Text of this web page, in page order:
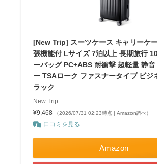
[New Trip] スーツケース キャリーケ
張機能付 Lサイズ 7泊以上 長期旅行
ーバッグ PC+ABS 耐衝撃 超軽量 静音
ー TSAローク ファスナータイプ ビジ
ラック
New Trip
¥9,468
（2026/07/31 02:23時点 | Amazon調べ）
口コミを見る
Amazon